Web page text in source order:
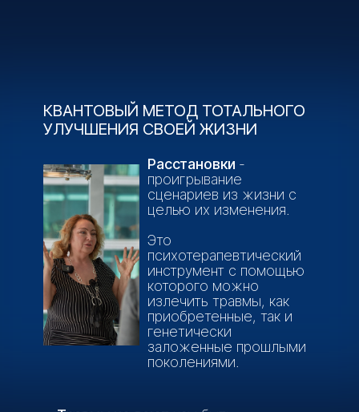
КВАНТОВЫЙ МЕТОД ТОТАЛЬНОГО
УЛУЧШЕНИЯ СВОЕЙ ЖИЗНИ
Расстановки -
проигрывание
сценариев из жизни с
целью их изменения.
Это
психотерапевтический
инструмент с помощью
которого можно
излечить травмы, как
приобретенные, так и
генетически
заложенные прошлыми
поколениями.